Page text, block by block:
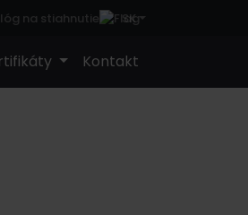
na stiahnutie SK
Kontakt